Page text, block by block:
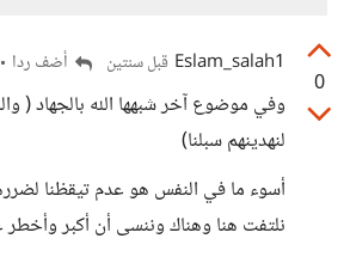
0
Eslam_salah1 قبل سنتين أضف ردا
وفي موضوع آخر شبهها الله بالجهاد (
لنهدينهم سبلنا)
أسوء ما في النفس هو عدم تيقظنا
نلتفت هنا وهناك وننسى أن أكبر وأخطر